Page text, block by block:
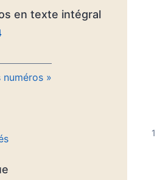
en texte intégral
numéros